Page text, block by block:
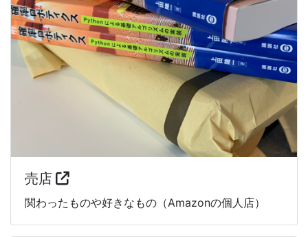
売店
関わったものや好きなもの（Amazonの個人店）